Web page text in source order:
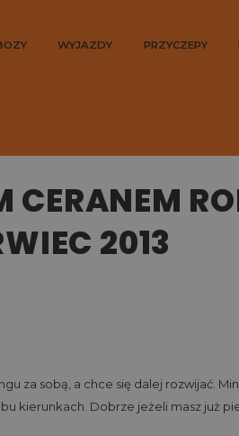
WYJAZDY PRZYCZEPY
CERANEM
2013
za sobą, a chce się dalej rozwijać.
kierunkach. Dobrze jeżeli masz już